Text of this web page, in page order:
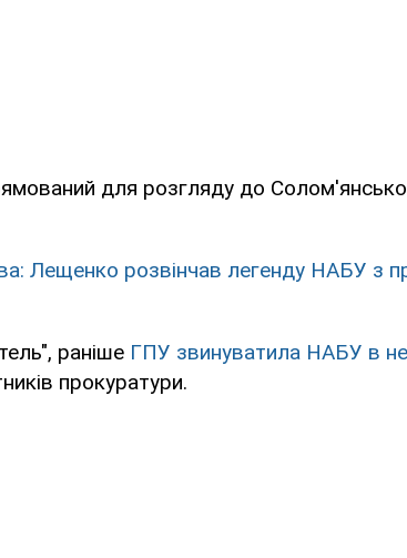
для розгляду до
Лещенко розвінчав легенду НАБУ з
раніше ГПУ звинуватила НАБУ в
прокуратури.